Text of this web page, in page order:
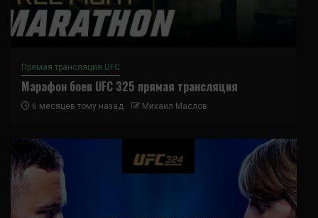
Прямая трансляция UFC
Марафон боев UFC 325 прямая трансляция
6 месяцев тому назад Михаил Маслов